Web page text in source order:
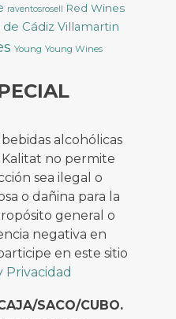
raventosrosell Red Wines
de Cádiz Villamartin
Young Young Wines
alcohólicas
no permite
sea ilegal o
o dañina para la
general o
negativa en
en este sitio
Privacidad
SACO/CUBO.